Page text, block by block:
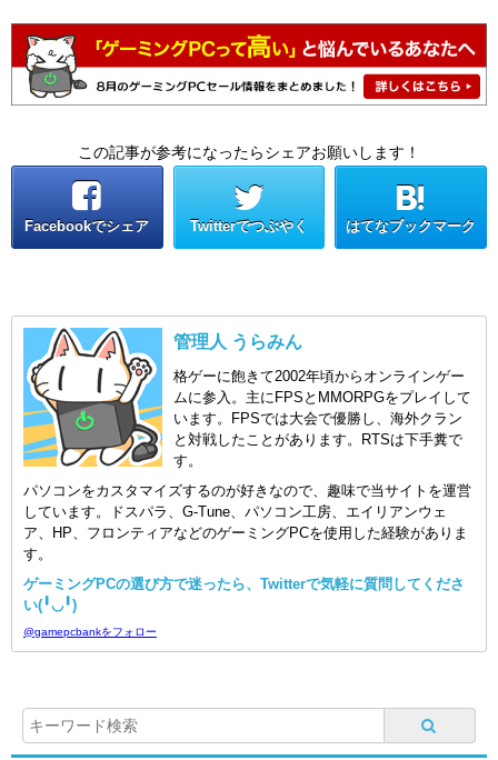
この記事が参考になったらシェアお願いします！
Facebookでシェア Twitterでつぶやく はてなブックマーク
管理人 うらみん
格ゲーに飽きて2002年頃からオンラインゲー
ムに参入。主にFPSとMMORPGをプレイして
います。FPSでは大会で優勝し、海外クラン
と対戦したことがあります。RTSは下手糞で
す。
パソコンをカスタマイズするのが好きなので、趣味で当サイトを運営
しています。ドスパラ、G-Tune、パソコン工房、エイリアンウェ
ア、HP、フロンティアなどのゲーミングPCを使用した経験がありま
す。
ゲーミングPCの選び方で迷ったら、Twitterで気軽に質問してくださ
い(╹◡╹)
@gamepcbankをフォロー